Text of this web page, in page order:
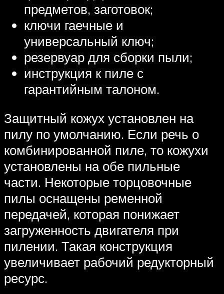
предметов, заготовок;
ключи гаечные и
универсальный ключ;
резервуар для сборки пыли;
инструкция к пиле с
гарантийным талоном.
Защитный кожух установлен на
пилу по умолчанию. Если речь о
комбинированной пиле, то кожухи
установлены на обе пильные
части. Некоторые торцовочные
пилы оснащены ременной
передачей, которая понижает
загруженность двигателя при
пилении. Такая конструкция
увеличивает рабочий редукторный
ресурс.